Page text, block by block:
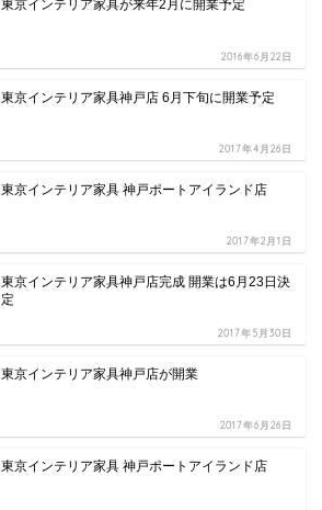
東京インテリア家具が来年2月に開業予定
2016年6月22日
東京インテリア家具神戸店 6月下旬に開業予定
2017年4月26日
東京インテリア家具 神戸ポートアイランド店
2017年2月1日
東京インテリア家具神戸店完成 開業は6月23日決
定
2017年5月30日
東京インテリア家具神戸店が開業
2017年6月26日
東京インテリア家具 神戸ポートアイランド店